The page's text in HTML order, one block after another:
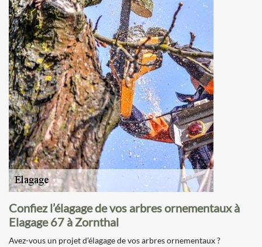
Confiez l’élagage de vos arbres ornementaux à
Elagage 67 à Zornthal
Avez-vous un projet d’élagage de vos arbres ornementaux ?